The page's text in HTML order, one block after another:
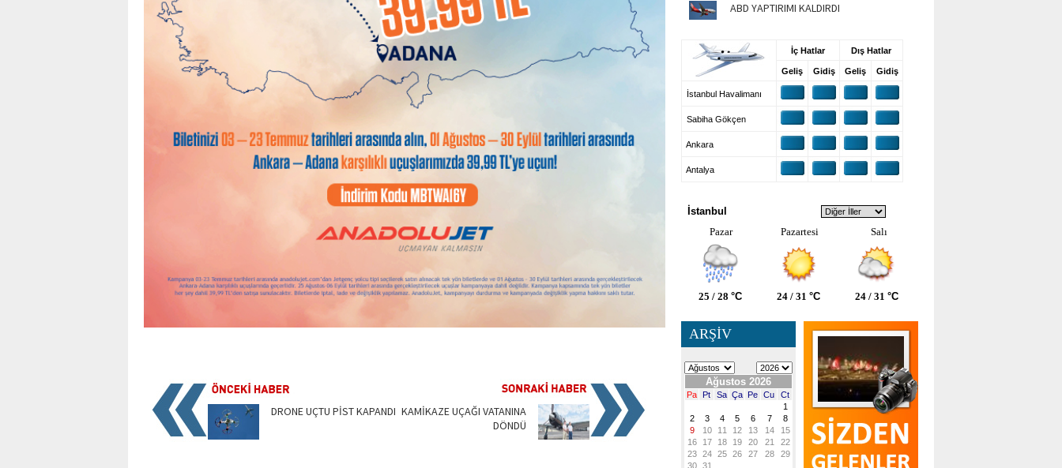
DRONE UÇTU PİST KAPANDI KAMİKAZE UÇAĞI VATANINA
DÖNDÜ
ABD YAPTIRIMI KALDIRDI
İç Hatlar Dış Hatlar
Geliş Gidiş Geliş Gidiş
İstanbul Havalimanı
Sabiha Gökçen
Ankara
Antalya
İstanbul
Pazar
Pazartesi Salı
25 / 28 °C 24 / 31 °C 24 / 31 °C
ARŞİV